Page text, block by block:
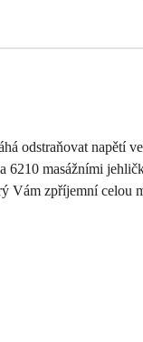
odstraňovat napětí
masážními
zpříjemní celou